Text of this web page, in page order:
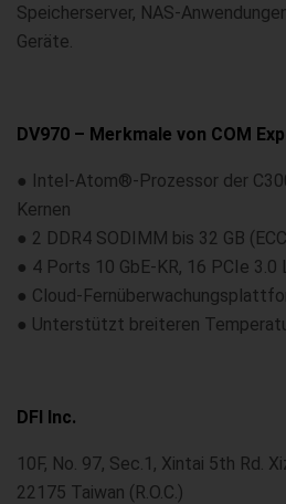
Speicherserver, NAS-
Geräte.
DV970 – Merkmale von COM
● Intel-Atom®-Prozessor der
Kernen
● 2 DDR4 SODIMM bis 32 GB
● 4 Ports 10 GbE-KR, 16 PCIe 3.0
● Cloud-
● Unterstützt breiteren
DFI Inc.
10F, No. 97, Sec.1, Xintai 5th Rd.
22175 Taiwan (R.O.C.)